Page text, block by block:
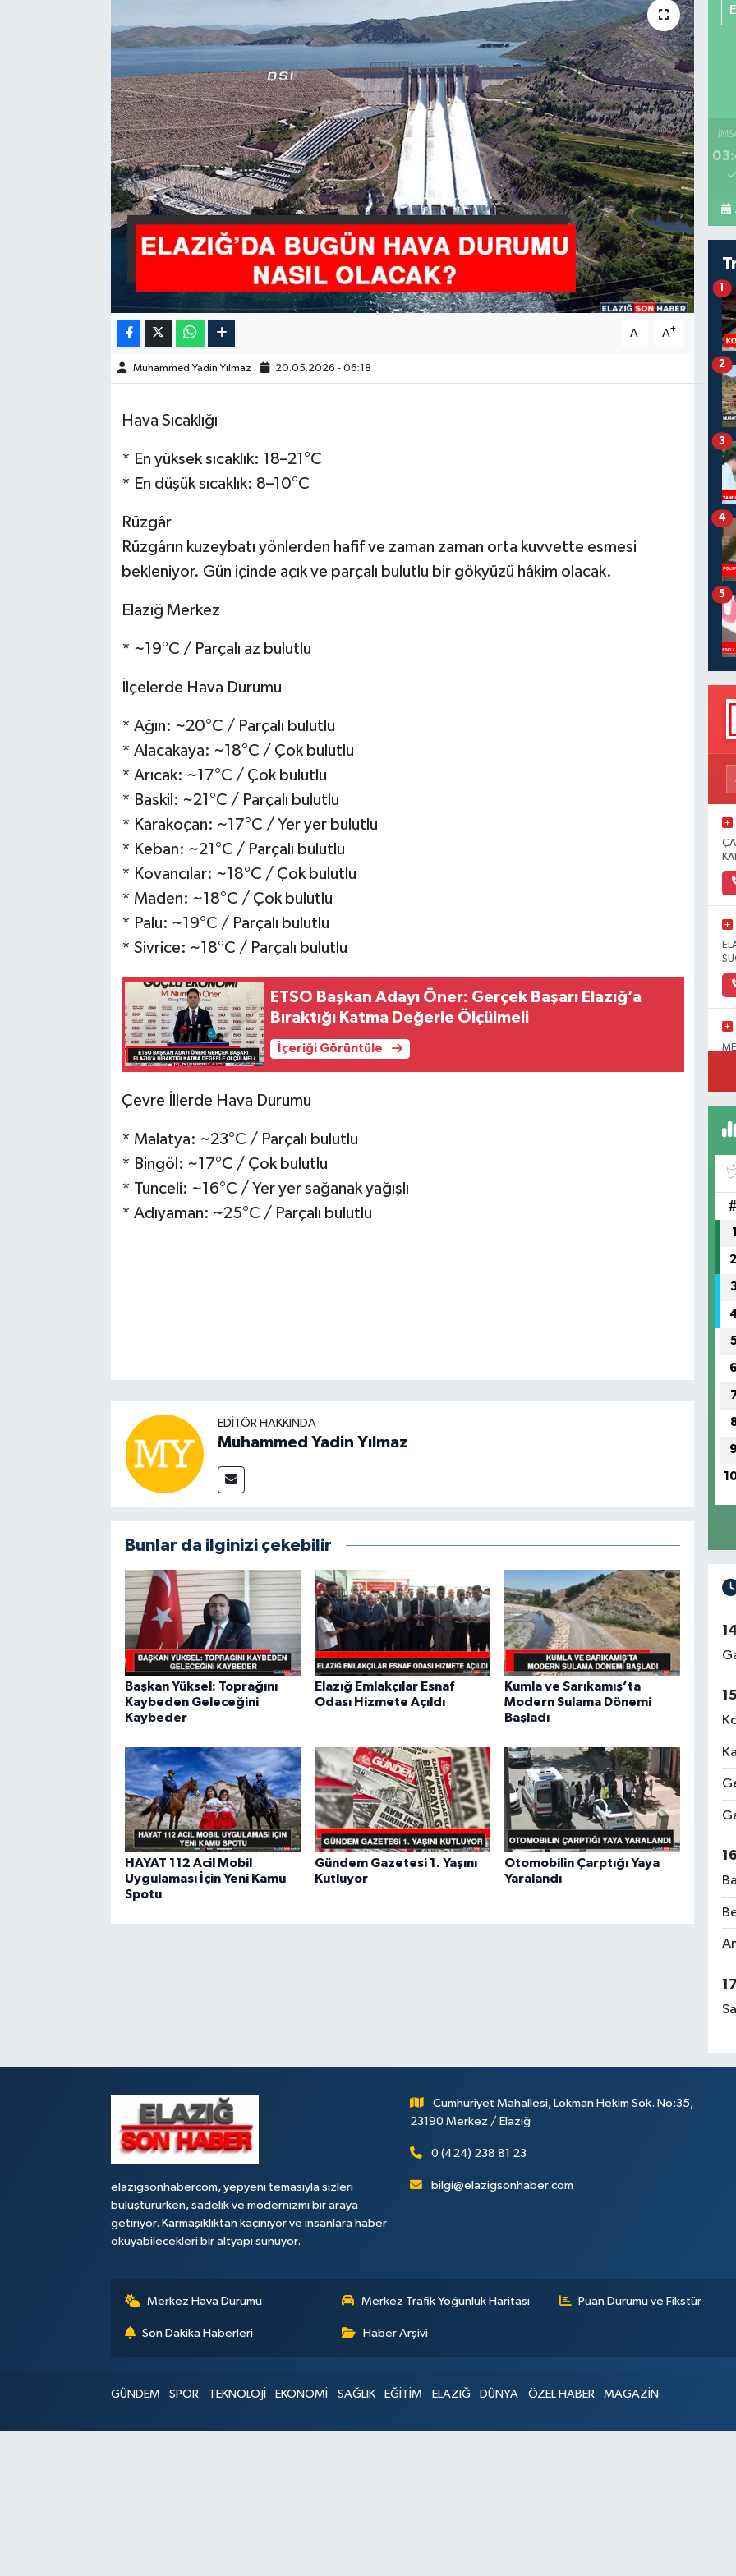
A- A+
Muhammed Yadin Yılmaz 20.05.2026 - 06:18
Hava Sıcaklığı
* En yüksek sıcaklık: 18–21°C
* En düşük sıcaklık: 8–10°C
Rüzgâr
Rüzgârın kuzeybatı yönlerden hafif ve zaman zaman orta kuvvette esmesi
bekleniyor. Gün içinde açık ve parçalı bulutlu bir gökyüzü hâkim olacak.
Elazığ Merkez
* ~19°C / Parçalı az bulutlu
İlçelerde Hava Durumu
* Ağın: ~20°C / Parçalı bulutlu
* Alacakaya: ~18°C / Çok bulutlu
* Arıcak: ~17°C / Çok bulutlu
* Baskil: ~21°C / Parçalı bulutlu
* Karakoçan: ~17°C / Yer yer bulutlu
* Keban: ~21°C / Parçalı bulutlu
* Kovancılar: ~18°C / Çok bulutlu
* Maden: ~18°C / Çok bulutlu
* Palu: ~19°C / Parçalı bulutlu
* Sivrice: ~18°C / Parçalı bulutlu
ETSO Başkan Adayı Öner: Gerçek Başarı Elazığ’a
Bıraktığı Katma Değerle Ölçülmeli
İçeriği Görüntüle
Çevre İllerde Hava Durumu
* Malatya: ~23°C / Parçalı bulutlu
* Bingöl: ~17°C / Çok bulutlu
* Tunceli: ~16°C / Yer yer sağanak yağışlı
* Adıyaman: ~25°C / Parçalı bulutlu
EDITÖR HAKKINDA
Muhammed Yadin Yılmaz
Bunlar da ilginizi çekebilir
Başkan Yüksel: Toprağını
Kaybeden Geleceğini
Kaybeder
Elazığ Emlakçılar Esnaf
Odası Hizmete Açıldı
Kumla ve Sarıkamış’ta
Modern Sulama Dönemi
Başladı
HAYAT 112 Acil Mobil
Uygulaması İçin Yeni Kamu
Spotu
Gündem Gazetesi 1. Yaşını
Kutluyor
Otomobilin Çarptığı Yaya
Yaralandı
1
2
3
4
5
#
1
2
6
9
elazigsonhabercom, yepyeni temasıyla sizleri
buluştururken, sadelik ve modernizmi bir araya
getiriyor. Karmaşıklıktan kaçınıyor ve insanlara haber
okuyabilecekleri bir altyapı sunuyor.
Cumhuriyet Mahallesi, Lokman Hekim Sok. No:35,
23190 Merkez / Elazığ
0 (424) 238 81 23
bilgi@elazigsonhaber.com
Merkez Hava Durumu Merkez Trafik Yoğunluk Haritası Puan Durumu ve Fikstür
Son Dakika Haberleri Haber Arşivi
GÜNDEM SPOR TEKNOLOJİ EKONOMİ SAĞLIK EĞİTİM ELAZIĞ DÜNYA ÖZEL HABER MAGAZİN
HABERDE İNSAN
KÜLTÜR-SANAT
MAGAZİN
ÖZEL HABER